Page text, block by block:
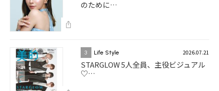
のために…
3 Life Style 2026.07.21
STARGLOW 5人全員、主役ビジュアル
♡…